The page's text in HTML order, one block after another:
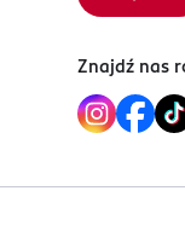
Znajdź nas